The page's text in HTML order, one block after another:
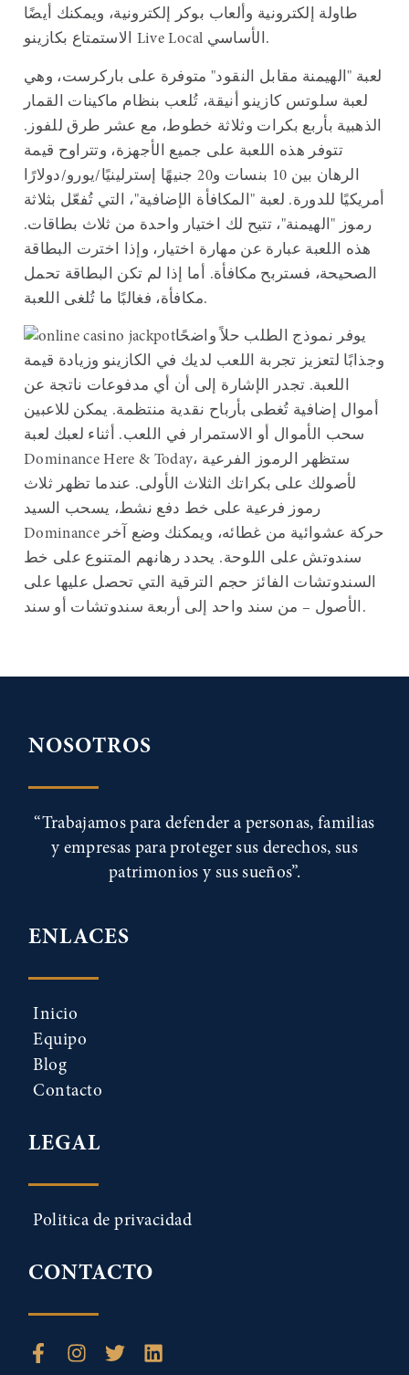
طاولة إلكترونية وألعاب بوكر إلكترونية، ويمكنك أيضًا
الاستمتاع بكازينو Live Local الأساسي.
لعبة "الهيمنة مقابل النقود" متوفرة على باركرست، وهي
لعبة سلوتس كازينو أنيقة، تُلعب بنظام ماكينات القمار
الذهبية بأربع بكرات وثلاثة خطوط، مع عشر طرق للفوز.
تتوفر هذه اللعبة على جميع الأجهزة، وتتراوح قيمة
الرهان بين 10 بنسات و20 جنيهًا إسترلينيًا/يورو/دولارًا
أمريكيًا للدورة. لعبة "المكافأة الإضافية"، التي تُفعّل بثلاثة
رموز "الهيمنة"، تتيح لك اختيار واحدة من ثلاث بطاقات.
هذه اللعبة عبارة عن مهارة اختيار، وإذا اخترت البطاقة
الصحيحة، فستربح مكافأة. أما إذا لم تكن البطاقة تحمل
مكافأة، فغالبًا ما تُلغى اللعبة.
يوفر نموذج الطلب حلاً واضحًا
وجذابًا لتعزيز تجربة اللعب لديك في الكازينو وزيادة قيمة
اللعبة. تجدر الإشارة إلى أن أي مدفوعات ناتجة عن
أموال إضافية تُغطى بأرباح نقدية منتظمة. يمكن للاعبين
سحب الأموال أو الاستمرار في اللعب. أثناء لعبك لعبة
Dominance Here & Today، ستظهر الرموز الفرعية
لأصولك على بكراتك الثلاث الأولى. عندما تظهر ثلاث
رموز فرعية على خط دفع نشط، يسحب السيد
Dominance حركة عشوائية من غطائه، ويمكنك وضع آخر
سندوتش على اللوحة. يحدد رهانهم المتنوع على خط
السندوتشات الفائز حجم الترقية التي تحصل عليها على
الأصول – من سند واحد إلى أربعة سندوتشات أو سند.
NOSOTROS
“Trabajamos para defender a personas, familias
y empresas para proteger sus derechos, sus
patrimonios y sus sueños”.
ENLACES
Inicio
Equipo
Blog
Contacto
LEGAL
Politica de privacidad
CONTACTO